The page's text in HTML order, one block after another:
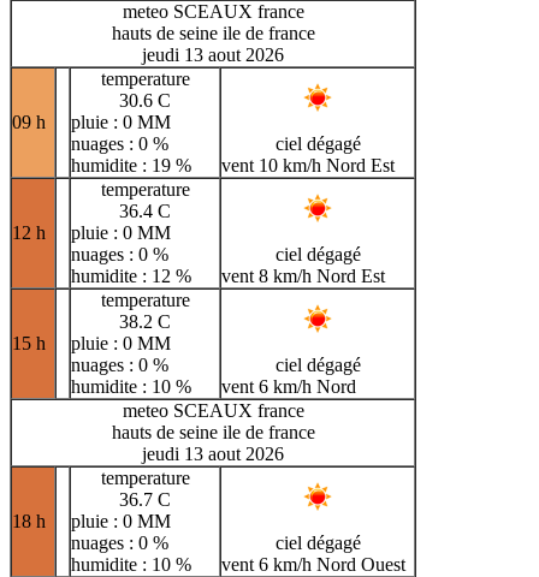
meteo SCEAUX france
hauts de seine ile de france
jeudi 13 aout 2026
09 h
temperature
30.6 C
pluie : 0 MM
nuages : 0 %
humidite : 19 %
ciel dégagé
vent 10 km/h Nord Est
12 h
temperature
36.4 C
pluie : 0 MM
nuages : 0 %
humidite : 12 %
ciel dégagé
vent 8 km/h Nord Est
15 h
temperature
38.2 C
pluie : 0 MM
nuages : 0 %
humidite : 10 %
ciel dégagé
vent 6 km/h Nord
meteo SCEAUX france
hauts de seine ile de france
jeudi 13 aout 2026
18 h
temperature
36.7 C
pluie : 0 MM
nuages : 0 %
humidite : 10 %
ciel dégagé
vent 6 km/h Nord Ouest